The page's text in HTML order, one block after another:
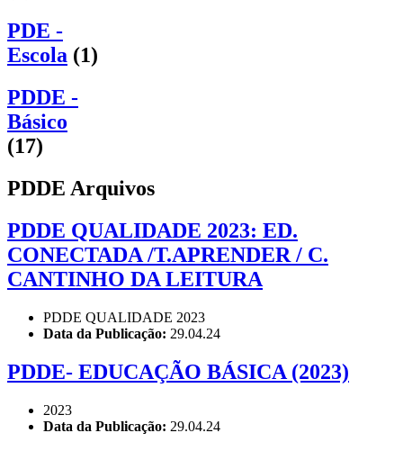
PDE -
Escola (1)
PDDE -
Básico
(17)
PDDE Arquivos
PDDE QUALIDADE 2023: ED.
CONECTADA /T.APRENDER / C.
CANTINHO DA LEITURA
PDDE QUALIDADE 2023
Data da Publicação: 29.04.24
PDDE- EDUCAÇÃO BÁSICA (2023)
2023
Data da Publicação: 29.04.24